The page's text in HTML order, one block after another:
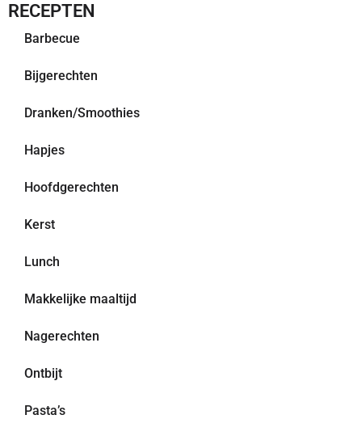
RECEPTEN
Barbecue
Bijgerechten
Dranken/Smoothies
Hapjes
Hoofdgerechten
Kerst
Lunch
Makkelijke maaltijd
Nagerechten
Ontbijt
Pasta’s